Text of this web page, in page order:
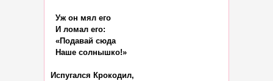
  Уж он мял его
  И ломал его:
  «Подавай сюда
  Наше солнышко!»
Испугался Крокодил,